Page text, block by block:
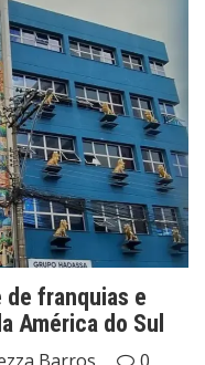
de franquias e
América do Sul